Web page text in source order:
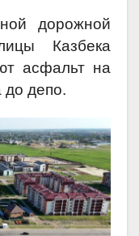
дорожной
Казбека
асфальт на
до депо.